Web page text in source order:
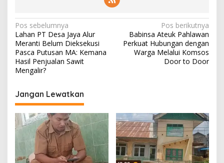
N
a
v
i
a
s
i
p
o
Pos sebelumnya
Lahan PT Desa Jaya Alur
Meranti Belum Dieksekusi
Pasca Putusan MA: Kemana
Hasil Penjualan Sawit
Mengalir?
Pos berikutnya
Babinsa Ateuk Pahlawan
Perkuat Hubungan dengan
Warga Melalui Komsos
Door to Door
Jangan Lewatkan